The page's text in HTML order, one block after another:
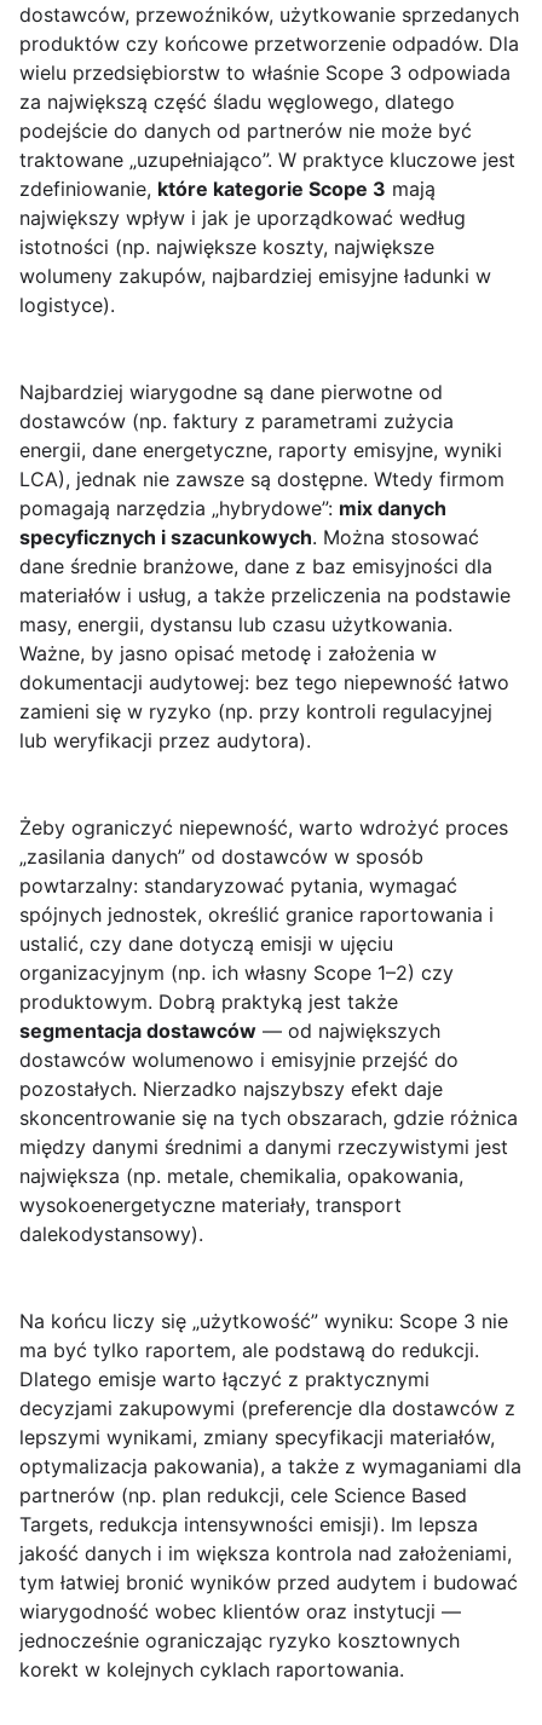
dostawców, przewoźników, użytkowanie sprzedanych
produktów czy końcowe przetworzenie odpadów. Dla
wielu przedsiębiorstw to właśnie Scope 3 odpowiada
za największą część śladu węglowego, dlatego
podejście do danych od partnerów nie może być
traktowane „uzupełniająco”. W praktyce kluczowe jest
zdefiniowanie, które kategorie Scope 3 mają
największy wpływ i jak je uporządkować według
istotności (np. największe koszty, największe
wolumeny zakupów, najbardziej emisyjne ładunki w
logistyce).
Najbardziej wiarygodne są dane pierwotne od
dostawców (np. faktury z parametrami zużycia
energii, dane energetyczne, raporty emisyjne, wyniki
LCA), jednak nie zawsze są dostępne. Wtedy firmom
pomagają narzędzia „hybrydowe”: mix danych
specyficznych i szacunkowych. Można stosować
dane średnie branżowe, dane z baz emisyjności dla
materiałów i usług, a także przeliczenia na podstawie
masy, energii, dystansu lub czasu użytkowania.
Ważne, by jasno opisać metodę i założenia w
dokumentacji audytowej: bez tego niepewność łatwo
zamieni się w ryzyko (np. przy kontroli regulacyjnej
lub weryfikacji przez audytora).
Żeby ograniczyć niepewność, warto wdrożyć proces
„zasilania danych” od dostawców w sposób
powtarzalny: standaryzować pytania, wymagać
spójnych jednostek, określić granice raportowania i
ustalić, czy dane dotyczą emisji w ujęciu
organizacyjnym (np. ich własny Scope 1–2) czy
produktowym. Dobrą praktyką jest także
segmentacja dostawców — od największych
dostawców wolumenowo i emisyjnie przejść do
pozostałych. Nierzadko najszybszy efekt daje
skoncentrowanie się na tych obszarach, gdzie różnica
między danymi średnimi a danymi rzeczywistymi jest
największa (np. metale, chemikalia, opakowania,
wysokoenergetyczne materiały, transport
dalekodystansowy).
Na końcu liczy się „użytkowość” wyniku: Scope 3 nie
ma być tylko raportem, ale podstawą do redukcji.
Dlatego emisje warto łączyć z praktycznymi
decyzjami zakupowymi (preferencje dla dostawców z
lepszymi wynikami, zmiany specyfikacji materiałów,
optymalizacja pakowania), a także z wymaganiami dla
partnerów (np. plan redukcji, cele Science Based
Targets, redukcja intensywności emisji). Im lepsza
jakość danych i im większa kontrola nad założeniami,
tym łatwiej bronić wyników przed audytem i budować
wiarygodność wobec klientów oraz instytucji —
jednocześnie ograniczając ryzyko kosztownych
korekt w kolejnych cyklach raportowania.